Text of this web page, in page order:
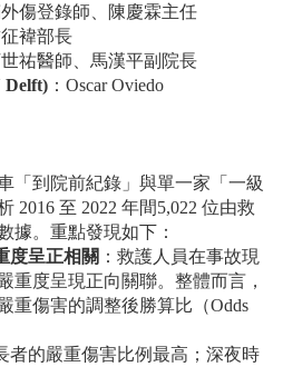
傷登錄師、陳慶霖主任
征褘部長
祐醫師、馬漢平副院長
Delft) ： Oscar Oviedo
「到院前紀錄」與單一家「一級
2016 至 2022 年間5,022 位由救
據。重點發現如下：
度呈正相關 ：救護人員在事故現
重度呈現正向關聯。整體而言，
重傷害的調整後勝算比（Odds
者的嚴重傷害比例最高；深夜時